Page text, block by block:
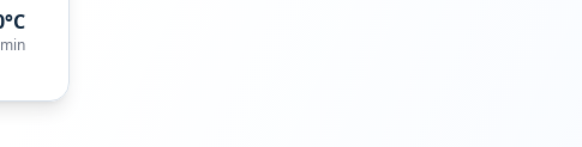
min